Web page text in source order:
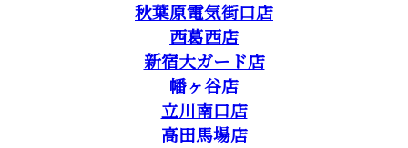
秋葉原電気街口店
西葛西店
新宿大ガード店
幡ヶ谷店
立川南口店
高田馬場店